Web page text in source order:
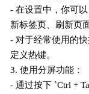
- 在设置中，你可
新标签页、刷新页
- 对于经常使用的
定义热键。
3. 使用分屏功能：
- 通过按下 `Ctrl +